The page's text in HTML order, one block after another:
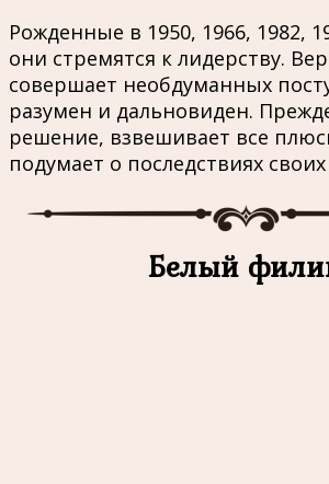
Рожденные в 1950, 1966, 1982,
они стремятся к лидерству.
совершает необдуманных
разумен и дальновиден.
решение, взвешивает все
подумает о последствиях
Белый